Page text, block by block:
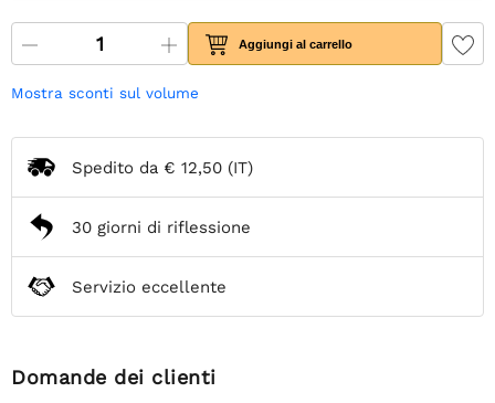
Aggiungi al carrello
Mostra sconti sul volume
Spedito da € 12,50 (IT)
30 giorni di riflessione
Servizio eccellente
Domande dei clienti